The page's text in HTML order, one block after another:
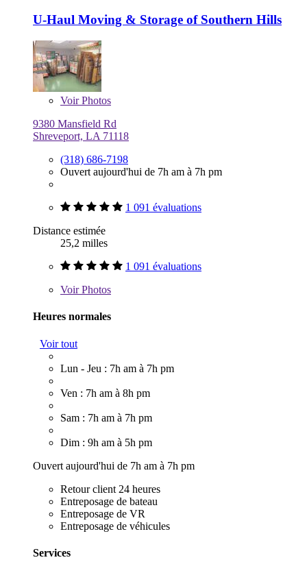
U-Haul Moving & Storage of Southern Hills
VoirPhotos
9380 Mansfield Rd
Shreveport, LA 71118
(318) 686-7198
Ouvert aujourd'hui de 7h am à 7h pm
1 091 évaluations
Distance estimée
25,2 milles
1 091 évaluations
VoirPhotos
Heures normales
Voir tout
Lun - Jeu : 7h am à 7h pm
Ven : 7h am à 8h pm
Sam : 7h am à 7h pm
Dim : 9h am à 5h pm
Ouvert aujourd'hui de 7h am à 7h pm
Retour client 24 heures
Entreposage de bateau
Entreposage de VR
Entreposage de véhicules
Services